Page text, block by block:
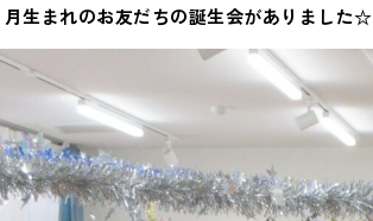
月生まれのお友だちの誕生会がありました☆